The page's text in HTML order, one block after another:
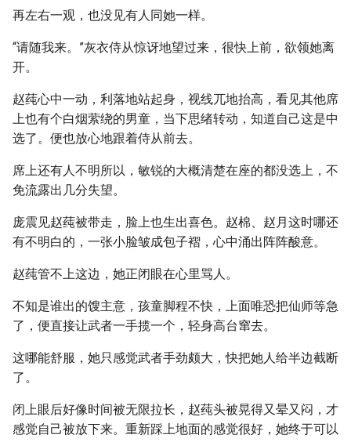
再左右一观，也没见有人同她一样。
“请随我来。”灰衣侍从惊讶地望过来，很快上前，欲领她离
开。
赵莼心中一动，利落地站起身，视线兀地抬高，看见其他席
上也有个白烟萦绕的男童，当下思绪转动，知道自己这是中
选了。便也放心地跟着侍从前去。
席上还有人不明所以，敏锐的大概清楚在座的都没选上，不
免流露出几分失望。
庞震见赵莼被带走，脸上也生出喜色。赵棉、赵月这时哪还
有不明白的，一张小脸皱成包子褶，心中涌出阵阵酸意。
赵莼管不上这边，她正闭眼在心里骂人。
不知是谁出的馊主意，孩童脚程不快，上面唯恐把仙师等急
了，便直接让武者一手揽一个，轻身高台窜去。
这哪能舒服，她只感觉武者手劲颇大，快把她人给半边截断
了。
闭上眼后好像时间被无限拉长，赵莼头被晃得又晕又闷，才
感觉自己被放下来。重新踩上地面的感觉很好，她终于可以